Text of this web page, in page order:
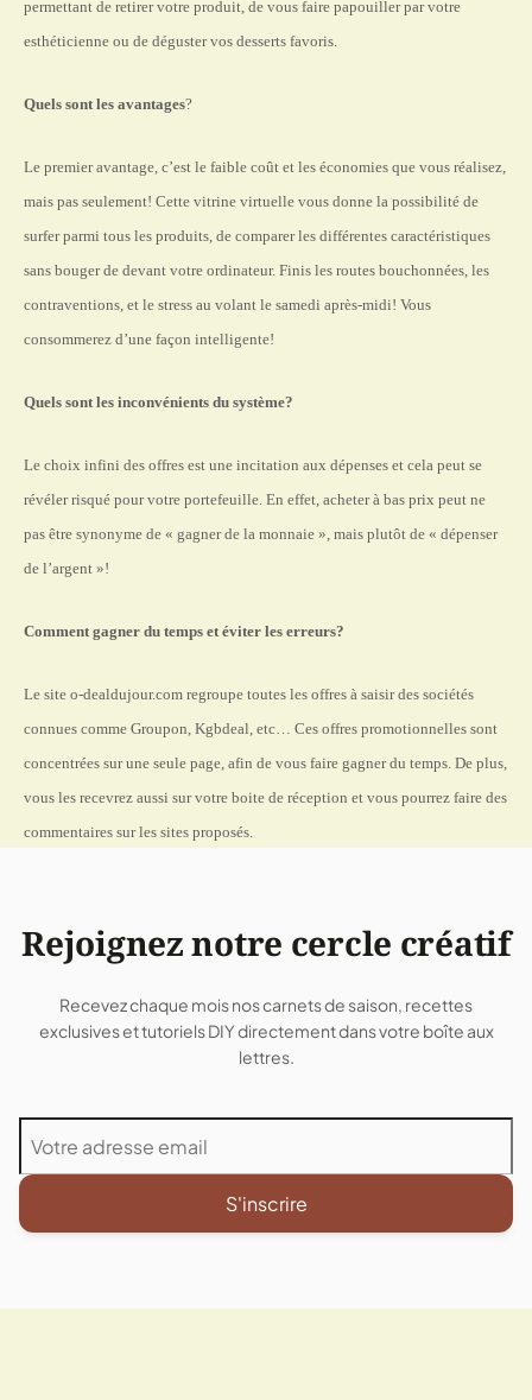
permettant de retirer votre produit, de vous faire papouiller par votre
esthéticienne ou de déguster vos desserts favoris.
Quels sont les avantages?
Le premier avantage, c’est le faible coût et les économies que vous réalisez,
mais pas seulement! Cette vitrine virtuelle vous donne la possibilité de
surfer parmi tous les produits, de comparer les différentes caractéristiques
sans bouger de devant votre ordinateur. Finis les routes bouchonnées, les
contraventions, et le stress au volant le samedi après-midi! Vous
consommerez d’une façon intelligente!
Quels sont les inconvénients du système?
Le choix infini des offres est une incitation aux dépenses et cela peut se
révéler risqué pour votre portefeuille. En effet, acheter à bas prix peut ne
pas être synonyme de « gagner de la monnaie », mais plutôt de « dépenser
de l’argent »!
Comment gagner du temps et éviter les erreurs?
Le site o-dealdujour.com regroupe toutes les offres à saisir des sociétés
connues comme Groupon, Kgbdeal, etc… Ces offres promotionnelles sont
concentrées sur une seule page, afin de vous faire gagner du temps. De plus,
vous les recevrez aussi sur votre boite de réception et vous pourrez faire des
commentaires sur les sites proposés.
Rejoignez notre cercle créatif
Recevez chaque mois nos carnets de saison, recettes
exclusives et tutoriels DIY directement dans votre boîte aux
lettres.
S'inscrire